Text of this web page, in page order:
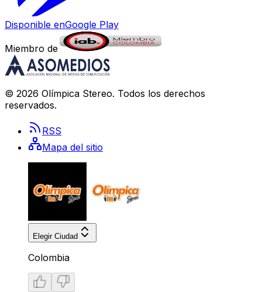
Disponible enGoogle Play
Miembro de
© 2026 Olímpica Stereo. Todos los derechos
reservados.
RSS
Mapa del sitio
Elegir Ciudad
Colombia